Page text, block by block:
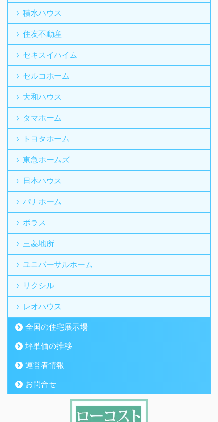
積水ハウス
住友不動産
セキスイハイム
セルコホーム
大和ハウス
タマホーム
トヨタホーム
東急ホームズ
日本ハウス
パナホーム
ポラス
三菱地所
ユニバーサルホーム
リクシル
レオハウス
全国の住宅展示場
坪単価の推移
運営者情報
お問合せ